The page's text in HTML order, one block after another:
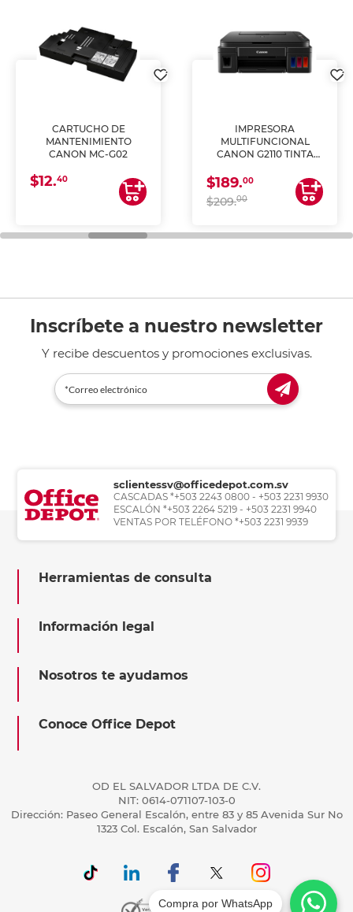
CARTUCHO DE
MANTENIMIENTO
CANON MC-G02
$12.40
IMPRESORA
MULTIFUNCIONAL
CANON G2110 TINTA
$189.00
$209.00
Inscríbete a nuestro newsletter
Y recibe descuentos y promociones exclusivas.
sclientessv@officedepot.com.sv
CASCADAS *+503 2243 0800 - +503 2231 9930
ESCALÓN *+503 2264 5219 - +503 2231 9940
VENTAS POR TELÉFONO *+503 2231 9939
Herramientas de consulta
Información legal
Nosotros te ayudamos
Conoce Office Depot
OD EL SALVADOR LTDA DE C.V.
NIT: 0614-071107-103-0
Dirección: Paseo General Escalón, entre 83 y 85 Avenida Sur No
1323 Col. Escalón, San Salvador
Compra por WhatsApp